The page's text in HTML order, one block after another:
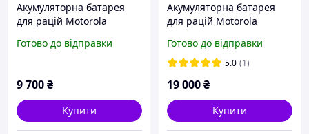
Акумуляторна батарея
для рацій Motorola
mAh), type-c - 10 шт.
Готово до відправки
9 700₴
Купити
Акумуляторна батарея
для рацій Motorola
mAh), type-c - 20 шт.
Готово до відправки
5.0 (1)
19 000₴
Купити